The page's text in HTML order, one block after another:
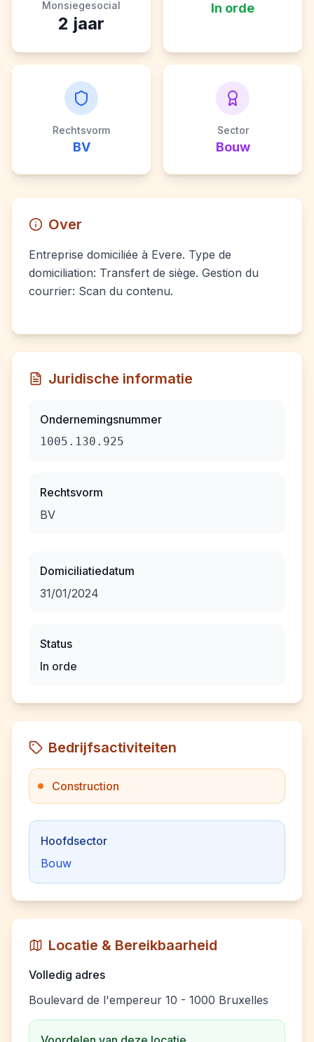
Monsiegesocial
2 jaar
In orde
Rechtsvorm
BV
Sector
Bouw
Over
Entreprise domiciliée à Evere. Type de
domiciliation: Transfert de siège. Gestion du
courrier: Scan du contenu.
Juridische informatie
Ondernemingsnummer
1005.130.925
Rechtsvorm
BV
Domiciliatiedatum
31/01/2024
Status
In orde
Bedrijfsactiviteiten
Construction
Hoofdsector
Bouw
Locatie & Bereikbaarheid
Volledig adres
Boulevard de l'empereur 10 - 1000 Bruxelles